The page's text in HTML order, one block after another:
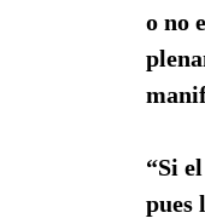
o no
“Si
pues